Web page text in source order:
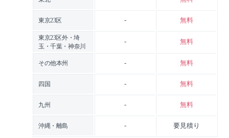
東京23区 - 無料
東京23区外・埼
玉・千葉・神奈川
- 無料
その他本州 - 無料
四国 - 無料
九州 - 無料
沖縄・離島 - 要見積り